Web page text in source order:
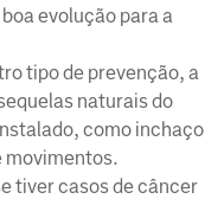
evolução para a
tipo de prevenção, a
naturais do
como inchaço
movimentos.
tiver casos de câncer